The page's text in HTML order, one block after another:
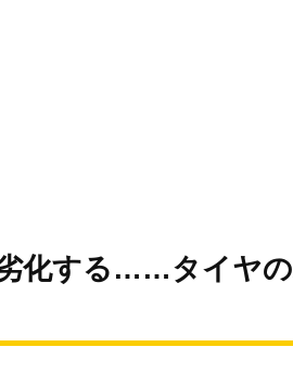
化する……タイヤ